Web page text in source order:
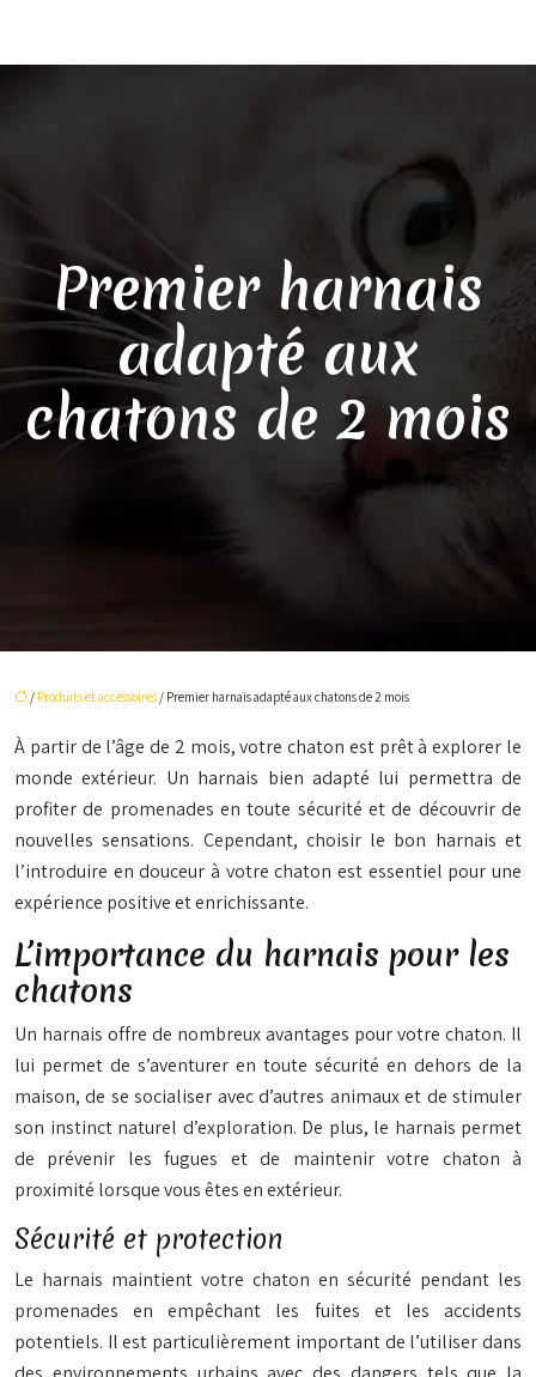
Premier harnais
adapté aux
chatons de 2 mois
/ Produits et accessoires / Premier harnais adapté aux chatons de 2 mois
À partir de l’âge de 2 mois, votre chaton est prêt à explorer le
monde extérieur. Un harnais bien adapté lui permettra de
profiter de promenades en toute sécurité et de découvrir de
nouvelles sensations. Cependant, choisir le bon harnais et
l’introduire en douceur à votre chaton est essentiel pour une
expérience positive et enrichissante.
L’importance du harnais pour les
chatons
Un harnais offre de nombreux avantages pour votre chaton. Il
lui permet de s’aventurer en toute sécurité en dehors de la
maison, de se socialiser avec d’autres animaux et de stimuler
son instinct naturel d’exploration. De plus, le harnais permet
de prévenir les fugues et de maintenir votre chaton à
proximité lorsque vous êtes en extérieur.
Sécurité et protection
Le harnais maintient votre chaton en sécurité pendant les
promenades en empêchant les fuites et les accidents
potentiels. Il est particulièrement important de l’utiliser dans